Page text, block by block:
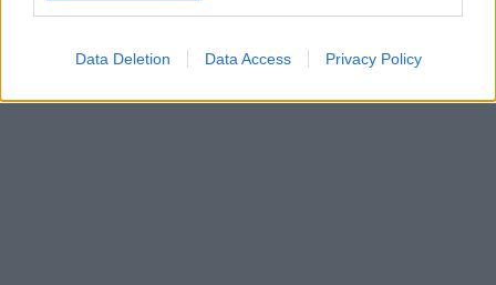
Data Deletion Data Access Privacy Policy